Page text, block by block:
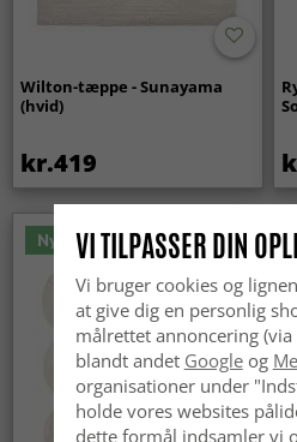
Wilton-tæppe - Sunayama
(hvid)
kr.419
NyhedVI TILPASSER DIN
Vi bruger cookies og
at give dig en personlig
målrettet annoncering
blandt andet Googleog
organisationer under
holde vores websites
dette formål indsamler vi